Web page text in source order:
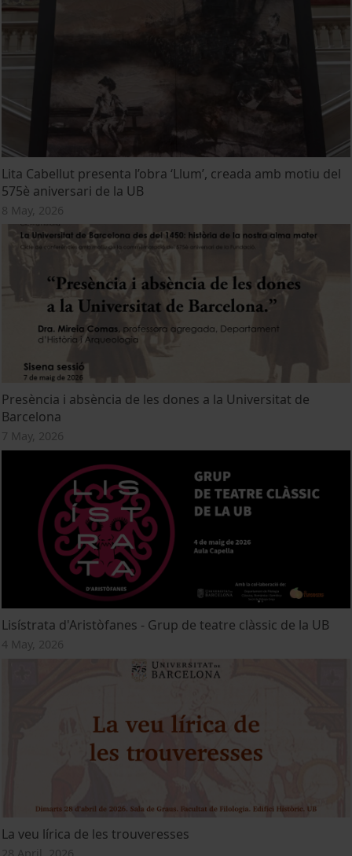
Lita Cabellut presenta l’obra ‘Llum’, creada amb motiu del
575è aniversari de la UB
8 May, 2026
Presència i absència de les dones a la Universitat de
Barcelona
7 May, 2026
Lisístrata d'Aristòfanes - Grup de teatre clàssic de la UB
4 May, 2026
La veu lírica de les trouveresses
28 April, 2026